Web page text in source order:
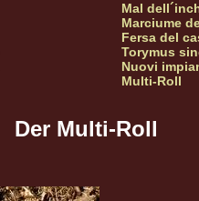
Mal
Marciume
Fersa del
Torymus
Nuovi
Multi-Roll
Der Multi-Roll